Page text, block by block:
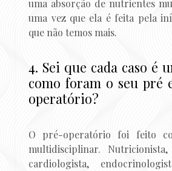
uma absorção de nutrientes
uma vez que ela é feita pela
que não temos mais.
4. Sei que cada caso é
como foram o seu pré
operatório?
O pré-operatório foi feito
multidisciplinar. Nutricionista,
cardiologista,